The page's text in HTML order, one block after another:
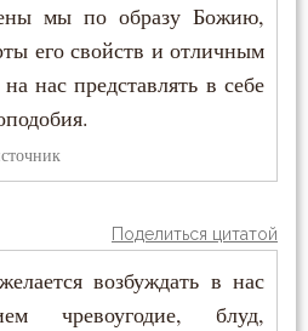
мы по образу Божию,
его свойств и отличным
нас представлять в себе
Поделиться цитатой
возбуждать в нас
чревоугодие, блуд,